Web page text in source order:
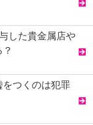
した貴金属店や
をつくのは犯罪